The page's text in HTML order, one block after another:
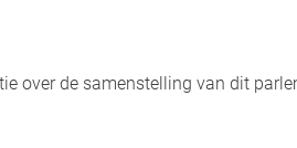
over de samenstelling van dit